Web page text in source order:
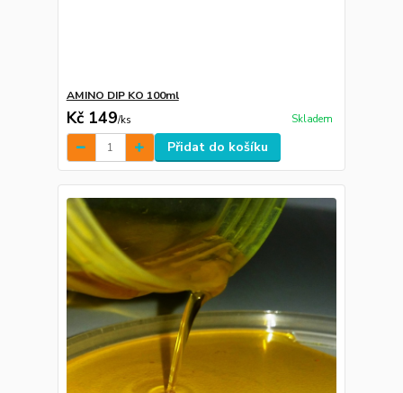
AMINO DIP KO 100ml
Kč 149/ks Skladem
Přidat do košíku